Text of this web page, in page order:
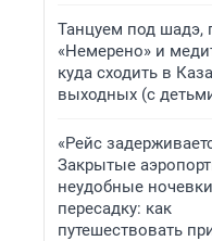
Танцуем под шадэ,
«Немерено» и
куда сходить в
выходных (с
«Рейс
Закрытые
неудобные
пересадку: как
путешествовать